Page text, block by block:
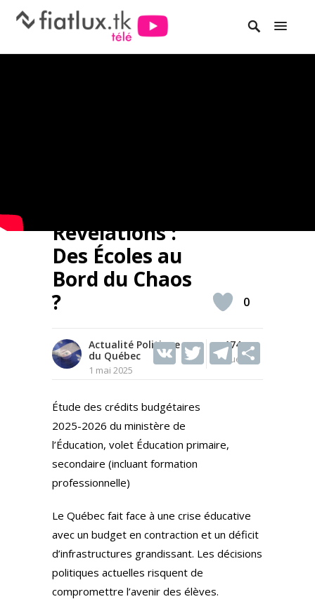
Révélations :
Des Écoles au
Bord du Chaos
?
Actualité Politique
du Québec
1 mai 2025
174
Vues
V T T
0
Étude des crédits budgétaires
2025-2026 du ministère de
l’Éducation, volet Éducation primaire,
secondaire (incluant formation
professionnelle)
Le Québec fait face à une crise éducative
avec un budget en contraction et un déficit
d’infrastructures grandissant. Les décisions
politiques actuelles risquent de
compromettre l’avenir des élèves.